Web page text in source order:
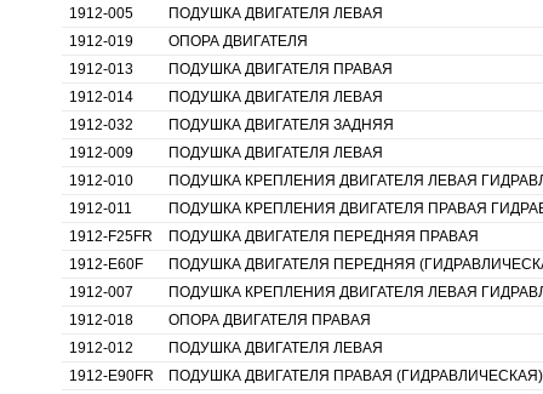
1912-005
ПОДУШКА ДВИГАТЕЛЯ ЛЕВАЯ
1912-019
ОПОРА ДВИГАТЕЛЯ
1912-013
ПОДУШКА ДВИГАТЕЛЯ ПРАВАЯ
1912-014
ПОДУШКА ДВИГАТЕЛЯ ЛЕВАЯ
1912-032
ПОДУШКА ДВИГАТЕЛЯ ЗАДНЯЯ
1912-009
ПОДУШКА ДВИГАТЕЛЯ ЛЕВАЯ
1912-010
ПОДУШКА КРЕПЛЕНИЯ ДВИГАТЕЛЯ ЛЕВАЯ
1912-011
ПОДУШКА КРЕПЛЕНИЯ ДВИГАТЕЛЯ ПРАВАЯ
1912-F25FR
ПОДУШКА ДВИГАТЕЛЯ ПЕРЕДНЯЯ ПРАВАЯ
1912-E60F
ПОДУШКА ДВИГАТЕЛЯ ПЕРЕДНЯЯ
1912-007
ПОДУШКА КРЕПЛЕНИЯ ДВИГАТЕЛЯ ЛЕВАЯ
1912-018
ОПОРА ДВИГАТЕЛЯ ПРАВАЯ
1912-012
ПОДУШКА ДВИГАТЕЛЯ ЛЕВАЯ
1912-E90FR
ПОДУШКА ДВИГАТЕЛЯ ПРАВАЯ (ГИДРАВЛИЧЕСКАЯ)